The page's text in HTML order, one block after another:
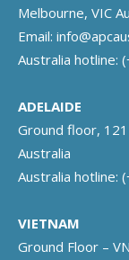
Melbourne, VIC
Email:
Australia hotline:
ADELAIDE
Ground floor,
Australia
Australia hotline:
VIETNAM
Ground Floor –